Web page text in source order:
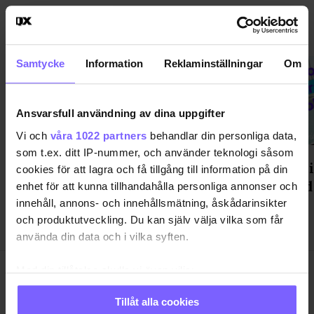
Samtycke Information Reklaminställningar Om
Ansvarsfull användning av dina uppgifter
Vi och våra 1022 partners behandlar din personliga data,
som t.ex. ditt IP-nummer, och använder teknologi såsom
cookies för att lagra och få tillgång till information på din
enhet för att kunna tillhandahålla personliga annonser och
innehåll, annons- och innehållsmätning, åskådarinsikter
och produktutveckling. Du kan själv välja vilka som får
använda din data och i vilka syften.
Med din tillåtelse skulle vi även vilja:
Samla in information om din geografiska plats
som kan ha en noggrannhet på upp till flera meter
Tillåt alla cookies
VAL 2022 VISA MER VAL 2022
HBT och abort "kommunikativa
problem" enligt KDs
valutvärdering
Pride-
flygblad